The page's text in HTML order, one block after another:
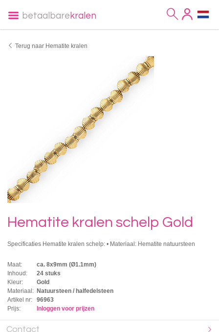
betaalbare kralen
Terug naar Hematite kralen
Hematite kralen schelp Gold
Specificaties Hematite kralen schelp: • Materiaal: Hematite natuursteen
Maat:
ca. 8x9mm (Ø1.1mm)
Inhoud:
24 stuks
Kleur:
Gold
Materiaal: Natuursteen / halfedelsteen
Artikel nr:
96963
Prijs:
Inloggen voor prijzen
Contact